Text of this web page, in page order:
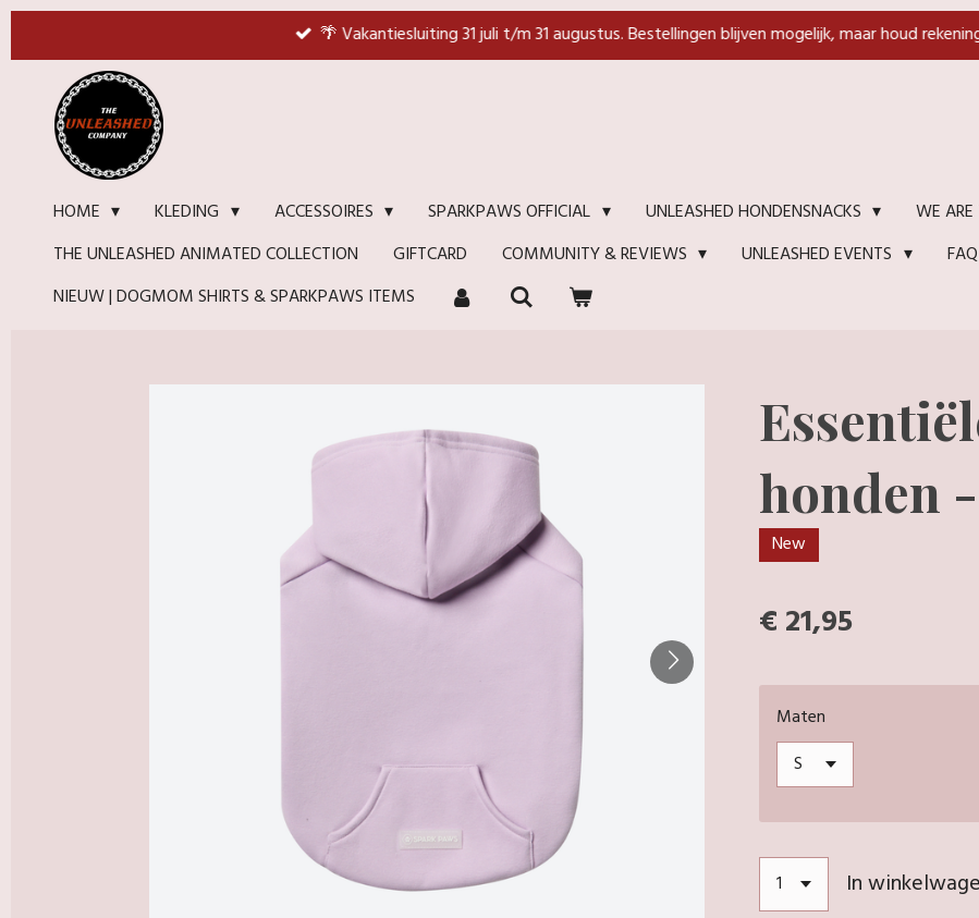
hoofdinhoud
🌴 Vakantiesluiting 31 juli t/m 31 augustus. Bestellingen blijven mogelijk, maar houd
HOME KLEDING ACCESSOIRES SPARKPAWS OFFICIAL UNLEASHED HONDENSNACKS WE ARE
THE UNLEASHED ANIMATED COLLECTION
GIFTCARD COMMUNITY & REVIEWS UNLEASHED EVENTS
FAQ
NIEUW | DOGMOM SHIRTS & SPARKPAWS ITEMS
honden
New
€ 21,95
Maten
In